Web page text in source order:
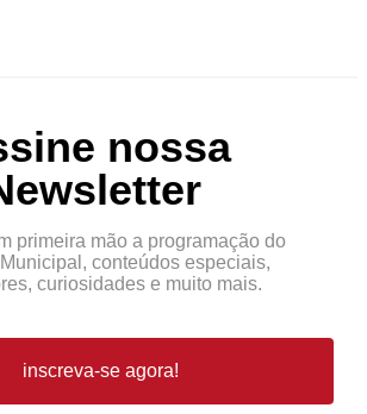
nossa
primeira mão a programação do
conteúdos especiais,
curiosidades e muito mais.
inscreva-se agora!